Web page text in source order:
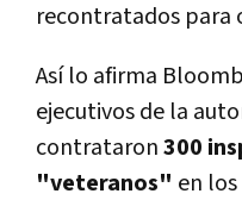
recontratados para
Así lo afirma
ejecutivos de la
contrataron300
"veteranos" en